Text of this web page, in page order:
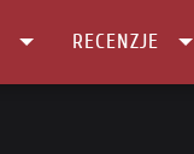
RECENZJE